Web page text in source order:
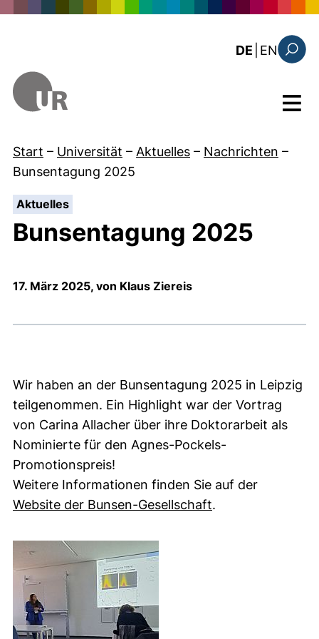
DE EN: this
Menü
Start – Universität – Aktuelles – Nachrichten –
Bunsentagung 2025
Aktuelles:
Bunsentagung 2025
17. März 2025, von Klaus Ziereis
Wir haben an der Bunsentagung 2025 in Leipzig
teilgenommen. Ein Highlight war der Vortrag
von Carina Allacher über ihre Doktorarbeit als
Nominierte für den Agnes-Pockels-
Promotionspreis!
Weitere Informationen finden Sie auf der
Website der Bunsen-Gesellschaft(externer Link,
.